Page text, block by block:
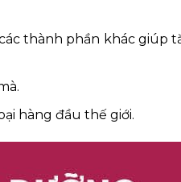
thành phần khác giúp
hàng đầu thế giới.